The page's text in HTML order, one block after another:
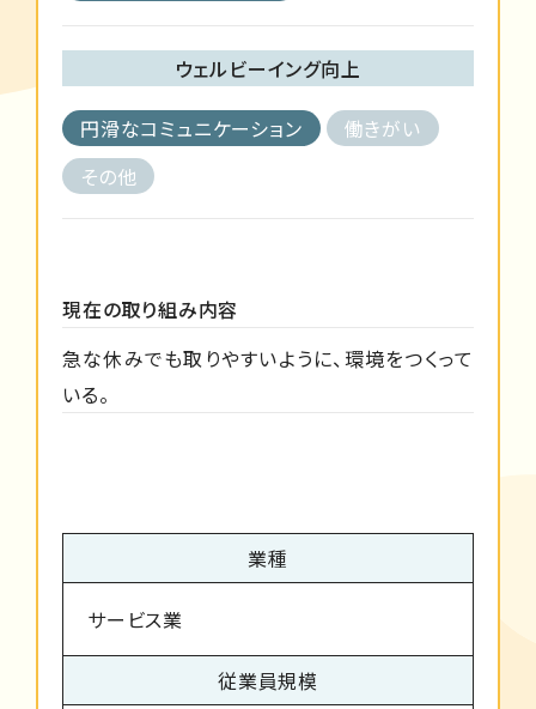
ウェルビーイング向上
円滑なコミュニケーション
働きがい
その他
現在の取り組み内容
急な休みでも取りやすいように、環境をつくって
いる。
業種
サービス業
従業員規模